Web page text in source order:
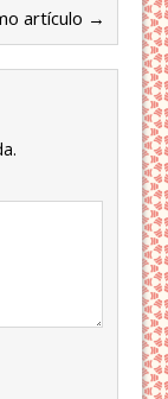
artículo →